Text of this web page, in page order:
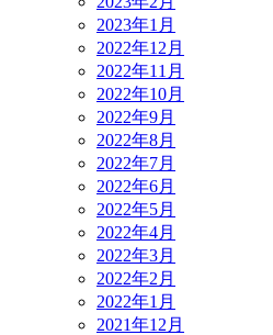
2023年1月
2022年12月
2022年11月
2022年10月
2022年9月
2022年8月
2022年7月
2022年6月
2022年5月
2022年4月
2022年3月
2022年2月
2022年1月
2021年12月